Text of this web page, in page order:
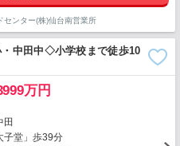
センター(株)仙台南営業所
中田中◇小学校まで徒歩10
万円
田
子堂」歩39分